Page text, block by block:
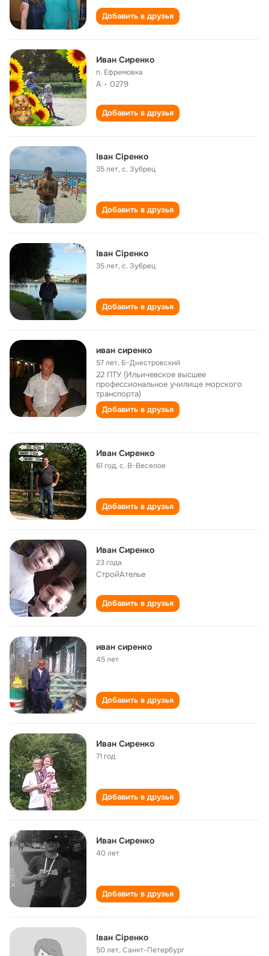
Добавить в друзья
Иван Сиренко
п. Ефремовка
А - 0279
Добавить в друзья
Іван Сіренко
35 лет,с. Зубрец
Добавить в друзья
Іван Сіренко
35 лет,с. Зубрец
Добавить в друзья
иван сиренко
57 лет, Б-Днестровский
22 ПТУ (Ильичевское высшее
профессиональное училище морского
транспорта)
Добавить в друзья
Иван Сиренко
61 год,с. В-Веселое
Добавить в друзья
Иван Сиренко
23 года
СтройАтелье
Добавить в друзья
иван сиренко
45 лет
Добавить в друзья
Иван Сиренко
71 год
Добавить в друзья
Иван Сиренко
40 лет
Добавить в друзья
Іван Сіренко
50 лет,Санкт-Петербург